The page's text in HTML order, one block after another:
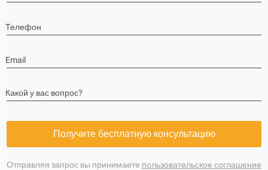
Телефон
Email
Какой у вас вопрос?
Получите бесплатную консультацию
Отправляя запрос вы принимаете пользовательское соглашение